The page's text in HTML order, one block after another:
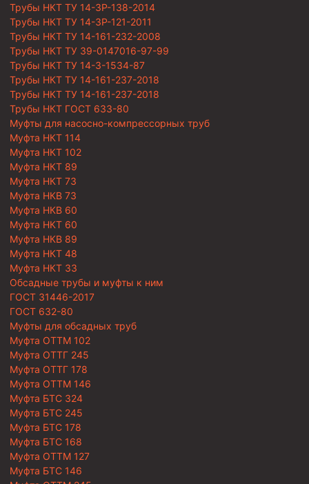
Трубы НКТ ТУ 14-3Р-138-2014
Трубы НКТ ТУ 14-3Р-121-2011
Трубы НКТ ТУ 14-161-232-2008
Трубы НКТ ТУ 39-0147016-97-99
Трубы НКТ ТУ 14-3-1534-87
Трубы НКТ ТУ 14-161-237-2018
Трубы НКТ ТУ 14-161-237-2018
Трубы НКТ ГОСТ 633-80
Муфты для насосно-компрессорных труб
Муфта НКТ 114
Муфта НКТ 102
Муфта НКТ 89
Муфта НКТ 73
Муфта НКВ 73
Муфта НКВ 60
Муфта НКТ 60
Муфта НКВ 89
Муфта НКТ 48
Муфта НКТ 33
Обсадные трубы и муфты к ним
ГОСТ 31446-2017
ГОСТ 632-80
Муфты для обсадных труб
Муфта ОТТМ 102
Муфта ОТТГ 245
Муфта ОТТГ 178
Муфта ОТТМ 146
Муфта БТС 324
Муфта БТС 245
Муфта БТС 178
Муфта БТС 168
Муфта ОТТМ 127
Муфта БТС 146